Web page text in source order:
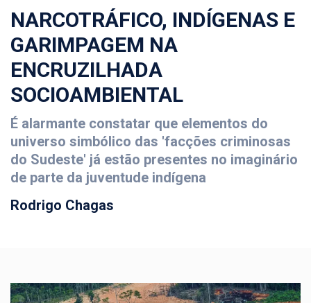
NARCOTRÁFICO, INDÍGENAS E
GARIMPAGEM NA
ENCRUZILHADA
SOCIOAMBIENTAL
É alarmante constatar que elementos do
universo simbólico das 'facções criminosas
do Sudeste' já estão presentes no imaginário
de parte da juventude indígena
Rodrigo Chagas